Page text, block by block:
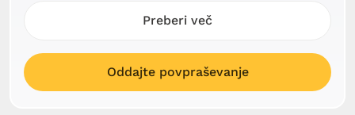
Preberi več
Oddajte povpraševanje